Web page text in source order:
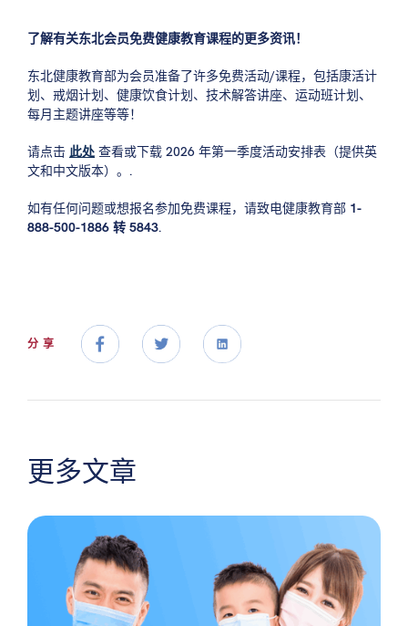
了解有关东北会员免费健康教育课程的更多资讯！
东北健康教育部为会员准备了许多免费活动/课程，包括康活计
划、戒烟计划、健康饮食计划、技术解答讲座、运动班计划、
每月主题讲座等等！
请点击 此处查看或下载 2026 年第一季度活动安排表（提供英
文和中文版本）。.
如有任何问题或想报名参加免费课程，请致电健康教育部 1-
888-500-1886 转 5843.
分享
更多文章